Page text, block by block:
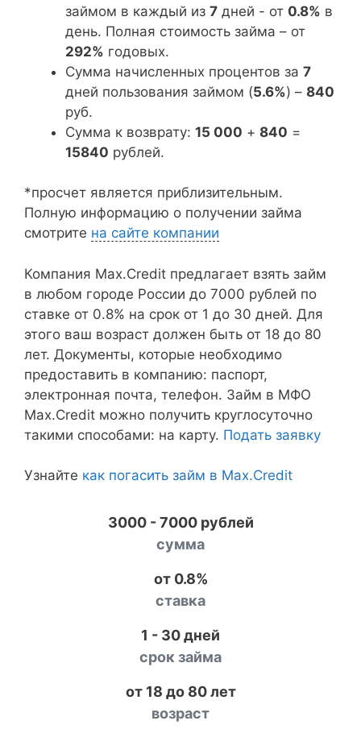
займом в каждый из 7 дней - от 0.8% в
день. Полная стоимость займа – от
292% годовых.
Сумма начисленных процентов за 7
дней пользования займом (5.6%) – 840
руб.
Сумма к возврату: 15 000 + 840 =
15840 рублей.
*просчет является приблизительным.
Полную информацию о получении займа
смотрите на сайте компании
Компания Max.Credit предлагает взять займ
в любом городе России до 7000 рублей по
ставке от 0.8% на срок от 1 до 30 дней. Для
этого ваш возраст должен быть от 18 до 80
лет. Документы, которые необходимо
предоставить в компанию: паспорт,
электронная почта, телефон. Займ в МФО
Max.Credit можно получить круглосуточно
такими способами: на карту. Подать заявку
Узнайте как погасить займ в Max.Credit
3000 - 7000 рублей
сумма
от 0.8%
ставка
1 - 30 дней
срок займа
от 18 до 80 лет
возраст